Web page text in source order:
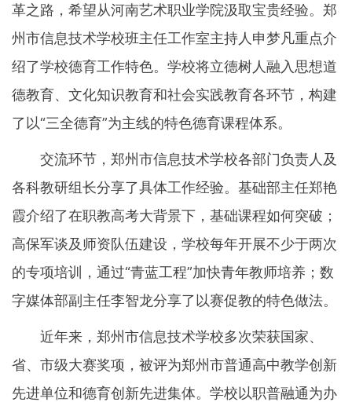
革之路，希望从河南艺术职业学院汲取宝贵经验。郑
州市信息技术学校班主任工作室主持人申梦凡重点介
绍了学校德育工作特色。学校将立德树人融入思想道
德教育、文化知识教育和社会实践教育各环节，构建
了以“三全德育”为主线的特色德育课程体系。
交流环节，郑州市信息技术学校各部门负责人及
各科教研组长分享了具体工作经验。基础部主任郑艳
霞介绍了在职教高考大背景下，基础课程如何突破；
高保军谈及师资队伍建设，学校每年开展不少于两次
的专项培训，通过“青蓝工程”加快青年教师培养；数
字媒体部副主任李智龙分享了以赛促教的特色做法。
近年来，郑州市信息技术学校多次荣获国家、
省、市级大赛奖项，被评为郑州市普通高中教学创新
先进单位和德育创新先进集体。学校以职普融通为办